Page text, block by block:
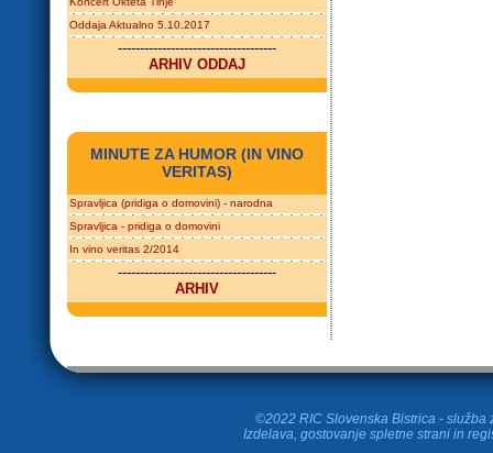
Oddaja Aktualno 5.10.2017
------------------------------------
ARHIV ODDAJ
MINUTE ZA HUMOR (IN VINO
VERITAS)
Spravljica (pridiga o domovini) - narodna
Spravljica - pridiga o domovini
In vino veritas 2/2014
------------------------------------
ARHIV
©2022 RIC Slovenska Bistrica - služba
Izdelava, gostovanje spletne strani in